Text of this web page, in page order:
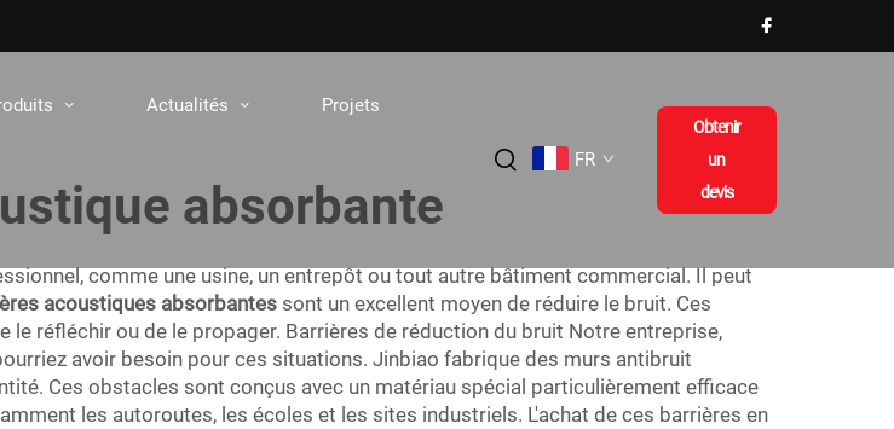
Actualités Projets
FR
Obtenir
un
devis
absorbante
comme une usine, un entrepôt ou tout autre bâtiment commercial. Il peut
acoustiques absorbantes sont un excellent moyen de réduire le bruit. Ces
réfléchir ou de le propager. Barrières de réduction du bruit Notre entreprise,
avoir besoin pour ces situations. Jinbiao fabrique des murs antibruit
Ces obstacles sont conçus avec un matériau spécial particulièrement efficace
les autoroutes, les écoles et les sites industriels. L'achat de ces barrières en